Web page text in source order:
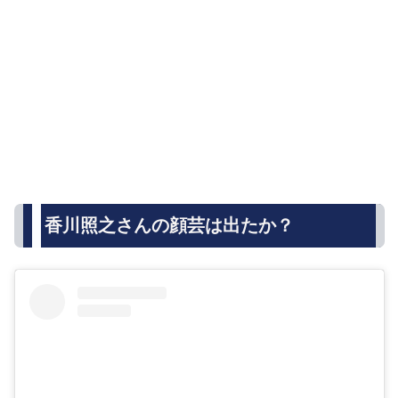
香川照之さんの顔芸は出たか？